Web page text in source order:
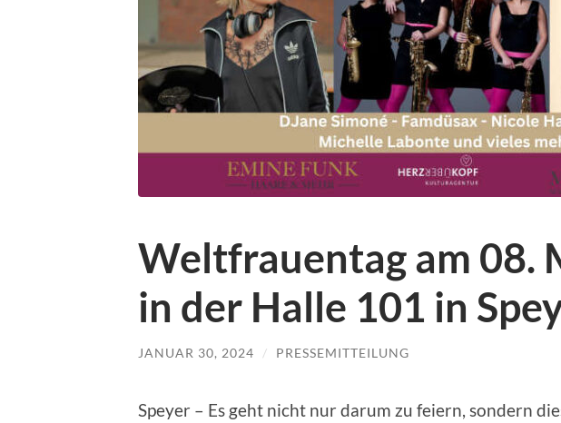
Weltfrauentag am 08.
in der Halle 101 in
JANUAR 30, 2024 / PRESSEMITTEILUNG
Speyer – Es geht nicht nur darum zu feiern, sondern